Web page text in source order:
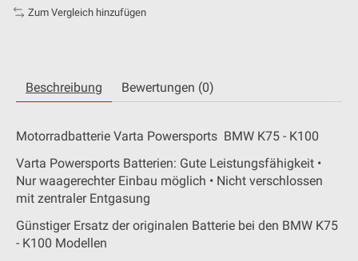
Zum Vergleich hinzufügen
Beschreibung Bewertungen (0)
Motorradbatterie Varta Powersports BMW K75 - K100
Varta Powersports Batterien: Gute Leistungsfähigkeit •
Nur waagerechter Einbau möglich • Nicht verschlossen
mit zentraler Entgasung
Günstiger Ersatz der originalen Batterie bei den BMW K75
- K100 Modellen